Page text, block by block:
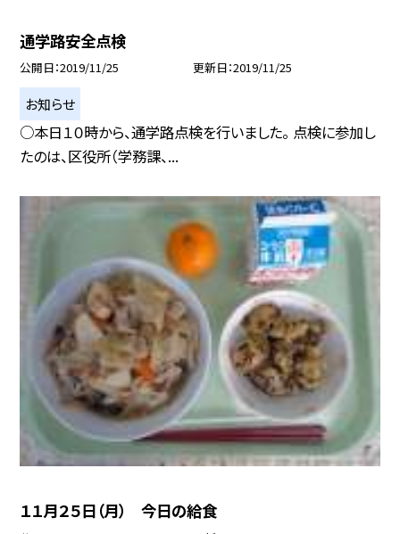
通学路安全点検
公開日 2019/11/25 更新日 2019/11/25
お知らせ
○本日１０時から、通学路点検を行いました。 点検に参加し
たのは、区役所（学務課、...
１１月２５日（月） 今日の給食